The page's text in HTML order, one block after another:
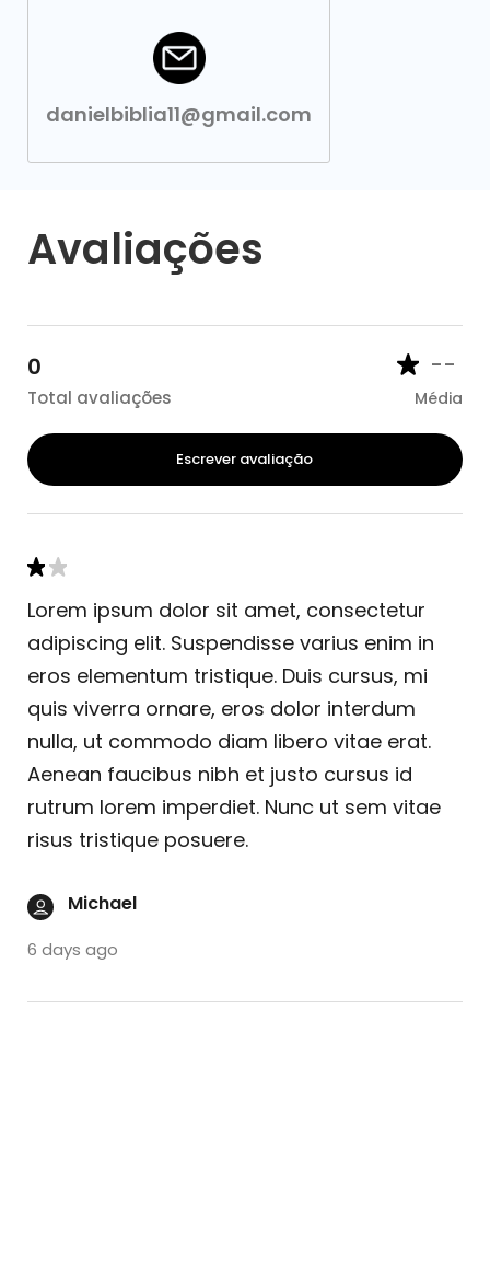
danielbiblia11@gmail.com
Avaliações
0
Total avaliações
--
Média
Escrever avaliação
Lorem ipsum dolor sit amet, consectetur
adipiscing elit. Suspendisse varius enim in
eros elementum tristique. Duis cursus, mi
quis viverra ornare, eros dolor interdum
nulla, ut commodo diam libero vitae erat.
Aenean faucibus nibh et justo cursus id
rutrum lorem imperdiet. Nunc ut sem vitae
risus tristique posuere.
Michael
6 days ago